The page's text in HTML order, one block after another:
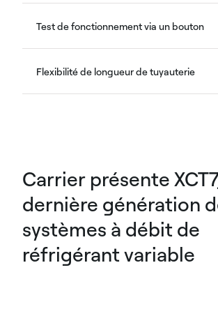
Test de fonctionnement via un bouton
Flexibilité de longueur de tuyauterie
Carrier présente
dernière génération
systèmes à débit de
réfrigérant variable